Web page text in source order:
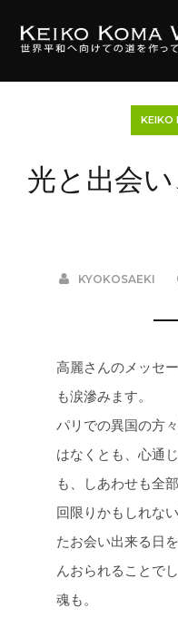
KEIKO
光と出会
KYOKOSAEKI
高麗さんのメッセ
も涙滲みます。
パリでの異国の方
はなくとも、心通
も、しあわせも全
回限りかもしれな
たお会い出来る日
んおられることで
魂も。